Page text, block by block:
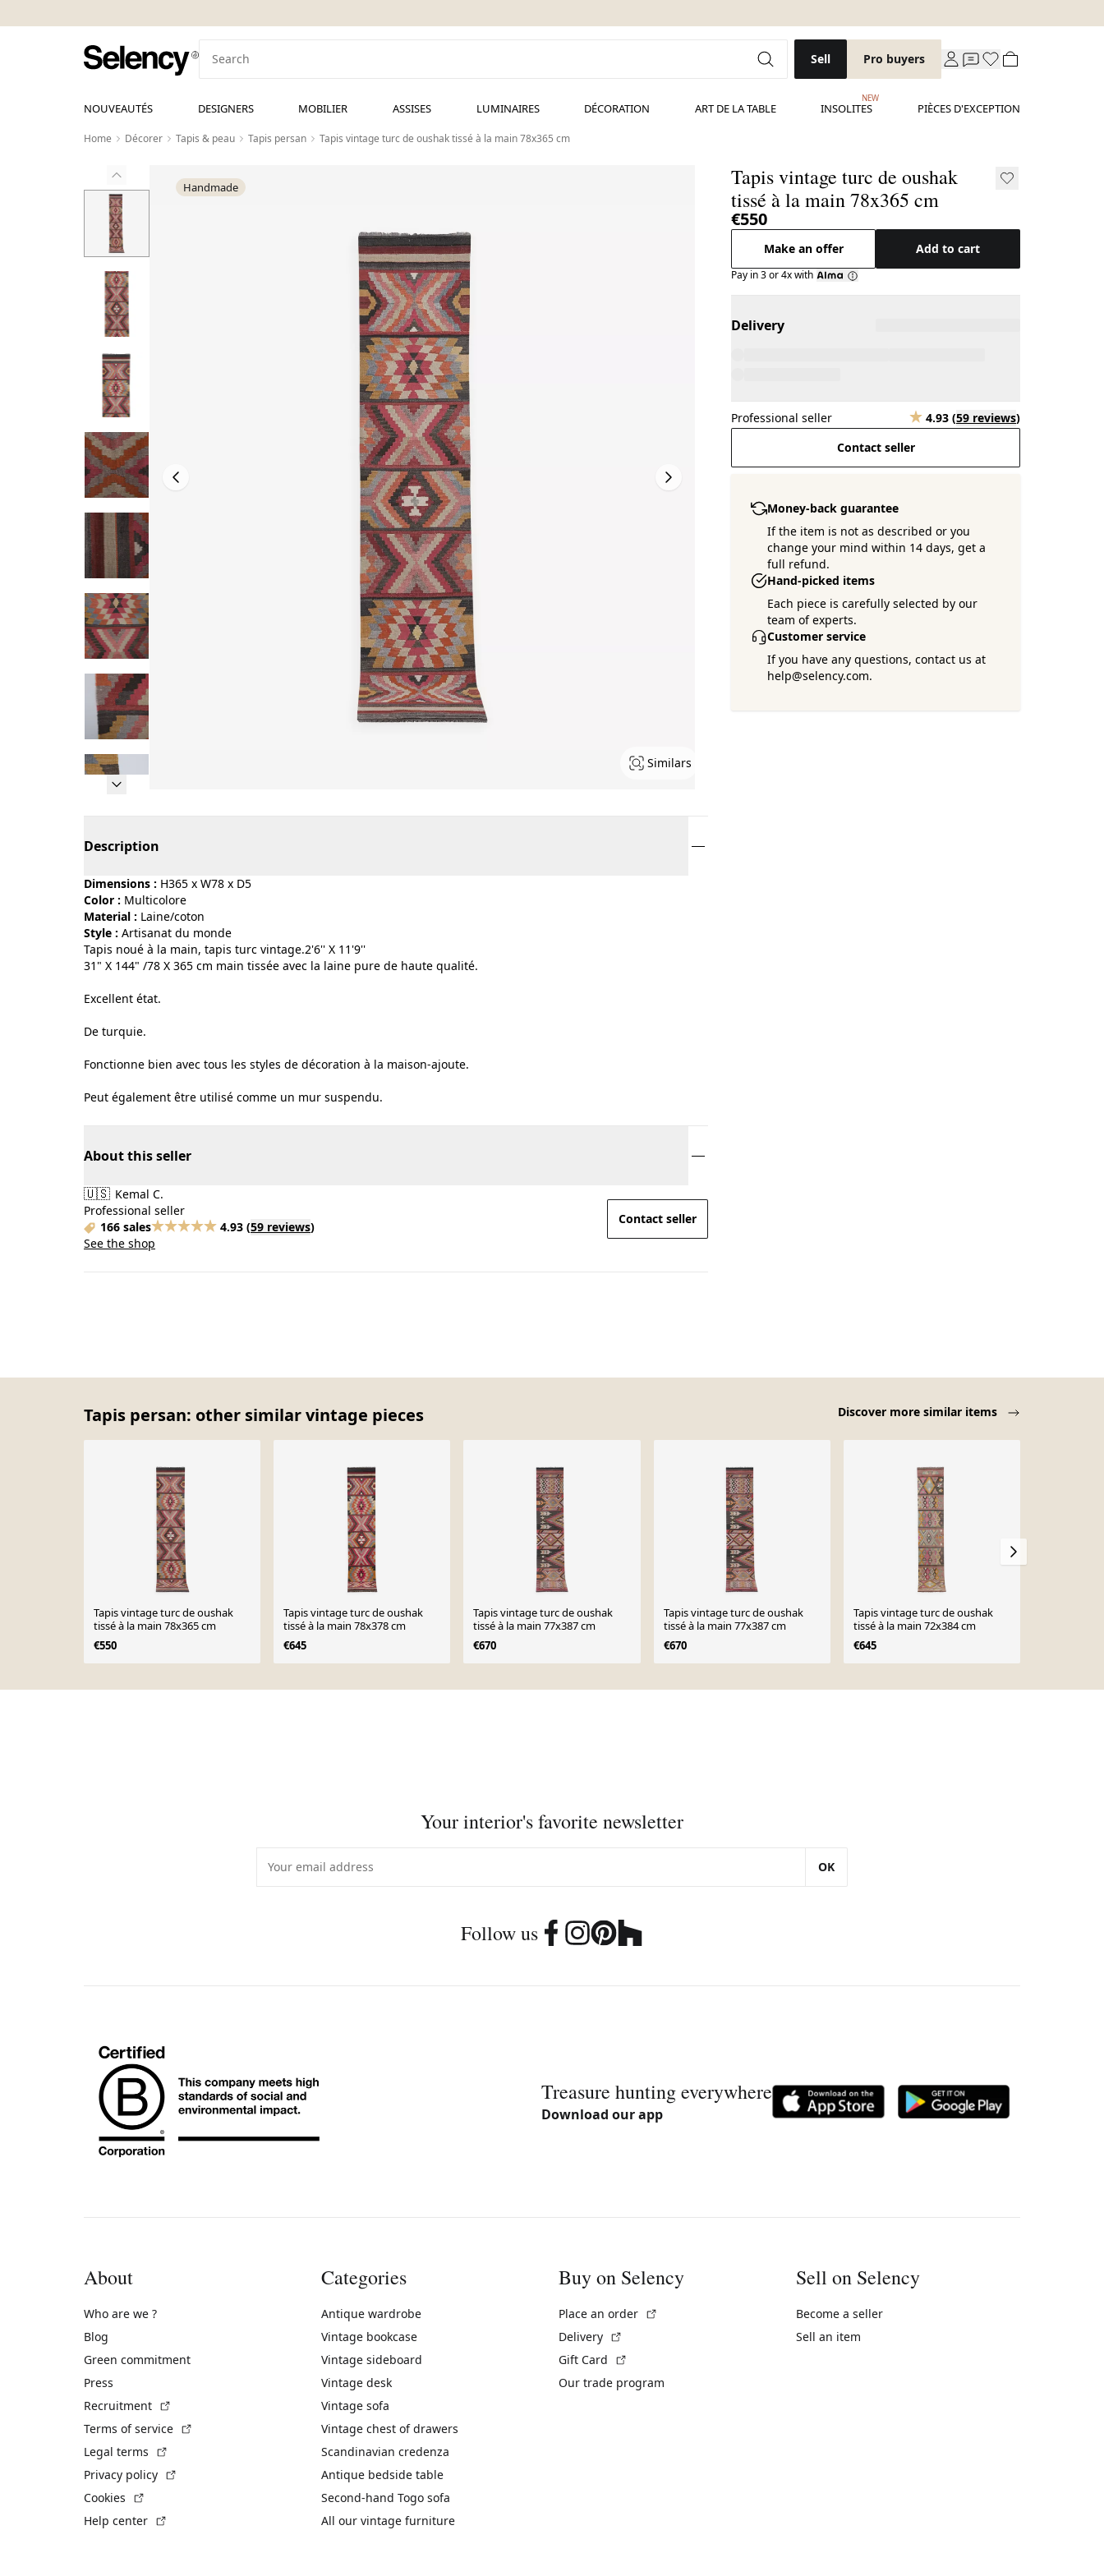
Sell Pro buyers
NOUVEAUTÉS DESIGNERS MOBILIER ASSISES LUMINAIRES DÉCORATION ART DE LA TABLE INSOLITES
NEW
PIÈCES D'EXCEPTION
Home Décorer Tapis & peau Tapis persan Tapis vintage turc de oushak tissé à la main 78x365 cm
Handmade
Similars
Tapis vintage turc de oushak
tissé à la main 78x365 cm
€550
Make an offer Add to cart
Pay in 3 or 4x with
Delivery
Professional seller 4.93 (59 reviews)
Contact seller
Money-back guarantee
If the item is not as described or you
change your mind within 14 days, get a
full refund.
Hand-picked items
Each piece is carefully selected by our
team of experts.
Customer service
If you have any questions, contact us at
help@selency.com.
Description
Dimensions : H365 x W78 x D5
Color :
multicolore
Material :
laine/coton
Style :
artisanat du monde
Tapis noué à la main, tapis turc vintage.2'6'' X 11'9''
31" X 144" /78 X 365 cm main tissée avec la laine pure de haute qualité.
Excellent état.
De turquie.
Fonctionne bien avec tous les styles de décoration à la maison-ajoute.
Peut également être utilisé comme un mur suspendu.
About this seller
🇺🇸 Kemal C.
Professional seller
166 sales
4.93 (59 reviews)
See the shop
Contact seller
Tapis persan: other similar vintage pieces Discover more similar items
Tapis vintage turc de oushak
tissé à la main 78x365 cm
€550
Tapis vintage turc de oushak
tissé à la main 78x378 cm
€645
Tapis vintage turc de oushak
tissé à la main 77x387 cm
€670
Tapis vintage turc de oushak
tissé à la main 77x387 cm
€670
Tapis vintage turc de oushak
tissé à la main 72x384 cm
€645
Your interior's favorite newsletter
OK
Follow us
Treasure hunting everywhere
Download our app
About
Who are we ?
Blog
Green commitment
Press
Recruitment
Terms of service
Legal terms
Privacy policy
Cookies
Help center
Categories
Antique wardrobe
Vintage bookcase
Vintage sideboard
Vintage desk
Vintage sofa
Vintage chest of drawers
Scandinavian credenza
Antique bedside table
Second-hand Togo sofa
All our vintage furniture
Buy on Selency
Place an order
Delivery
Gift Card
Our trade program
Sell on Selency
Become a seller
Sell an item